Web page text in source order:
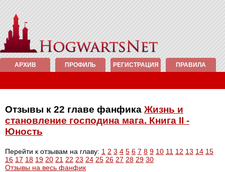
АРХИВ ПРОФИЛЬ РЕГИСТРАЦИЯ ПРАВИЛА
Отзывы к 22 главе фанфика Жизнь и
становление господина мага. Книга II -
Юность
Перейти к отзывам на главу: 1 2 3 4 5 6 7 8 9 10 11 12 13 14 15
16 17 18 19 20 21 22 23 24 25 26 27 28 29 30
Отзывы на весь фанфик